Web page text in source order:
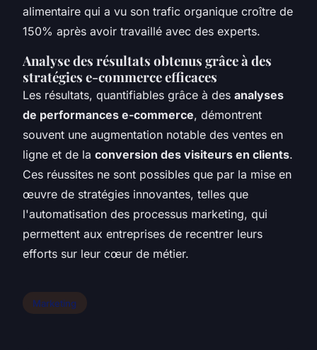
alimentaire qui a vu son trafic organique croître de
150% après avoir travaillé avec des experts.
Analyse des résultats obtenus grâce à des
stratégies e-commerce efficaces
Les résultats, quantifiables grâce à des analyses
de performances e-commerce, démontrent
souvent une augmentation notable des ventes en
ligne et de la conversion des visiteurs en clients.
Ces réussites ne sont possibles que par la mise en
œuvre de stratégies innovantes, telles que
l'automatisation des processus marketing, qui
permettent aux entreprises de recentrer leurs
efforts sur leur cœur de métier.
Marketing